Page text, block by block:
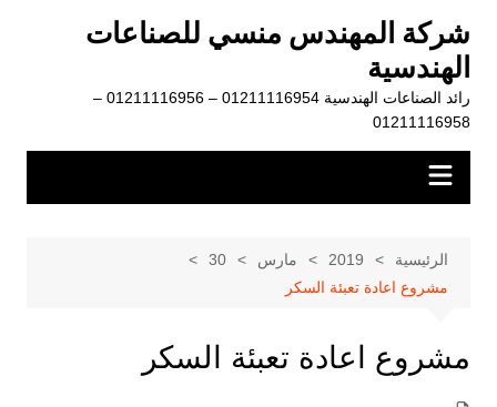
المحتوى
شركة المهندس منسي للصناعات
الهندسية
رائد الصناعات الهندسية 01211116954 – 01211116956 –
01211116958
الرئيسية 2019 مارس
30
مشروع اعادة تعبئة السكر
مشروع اعادة تعبئة السكر